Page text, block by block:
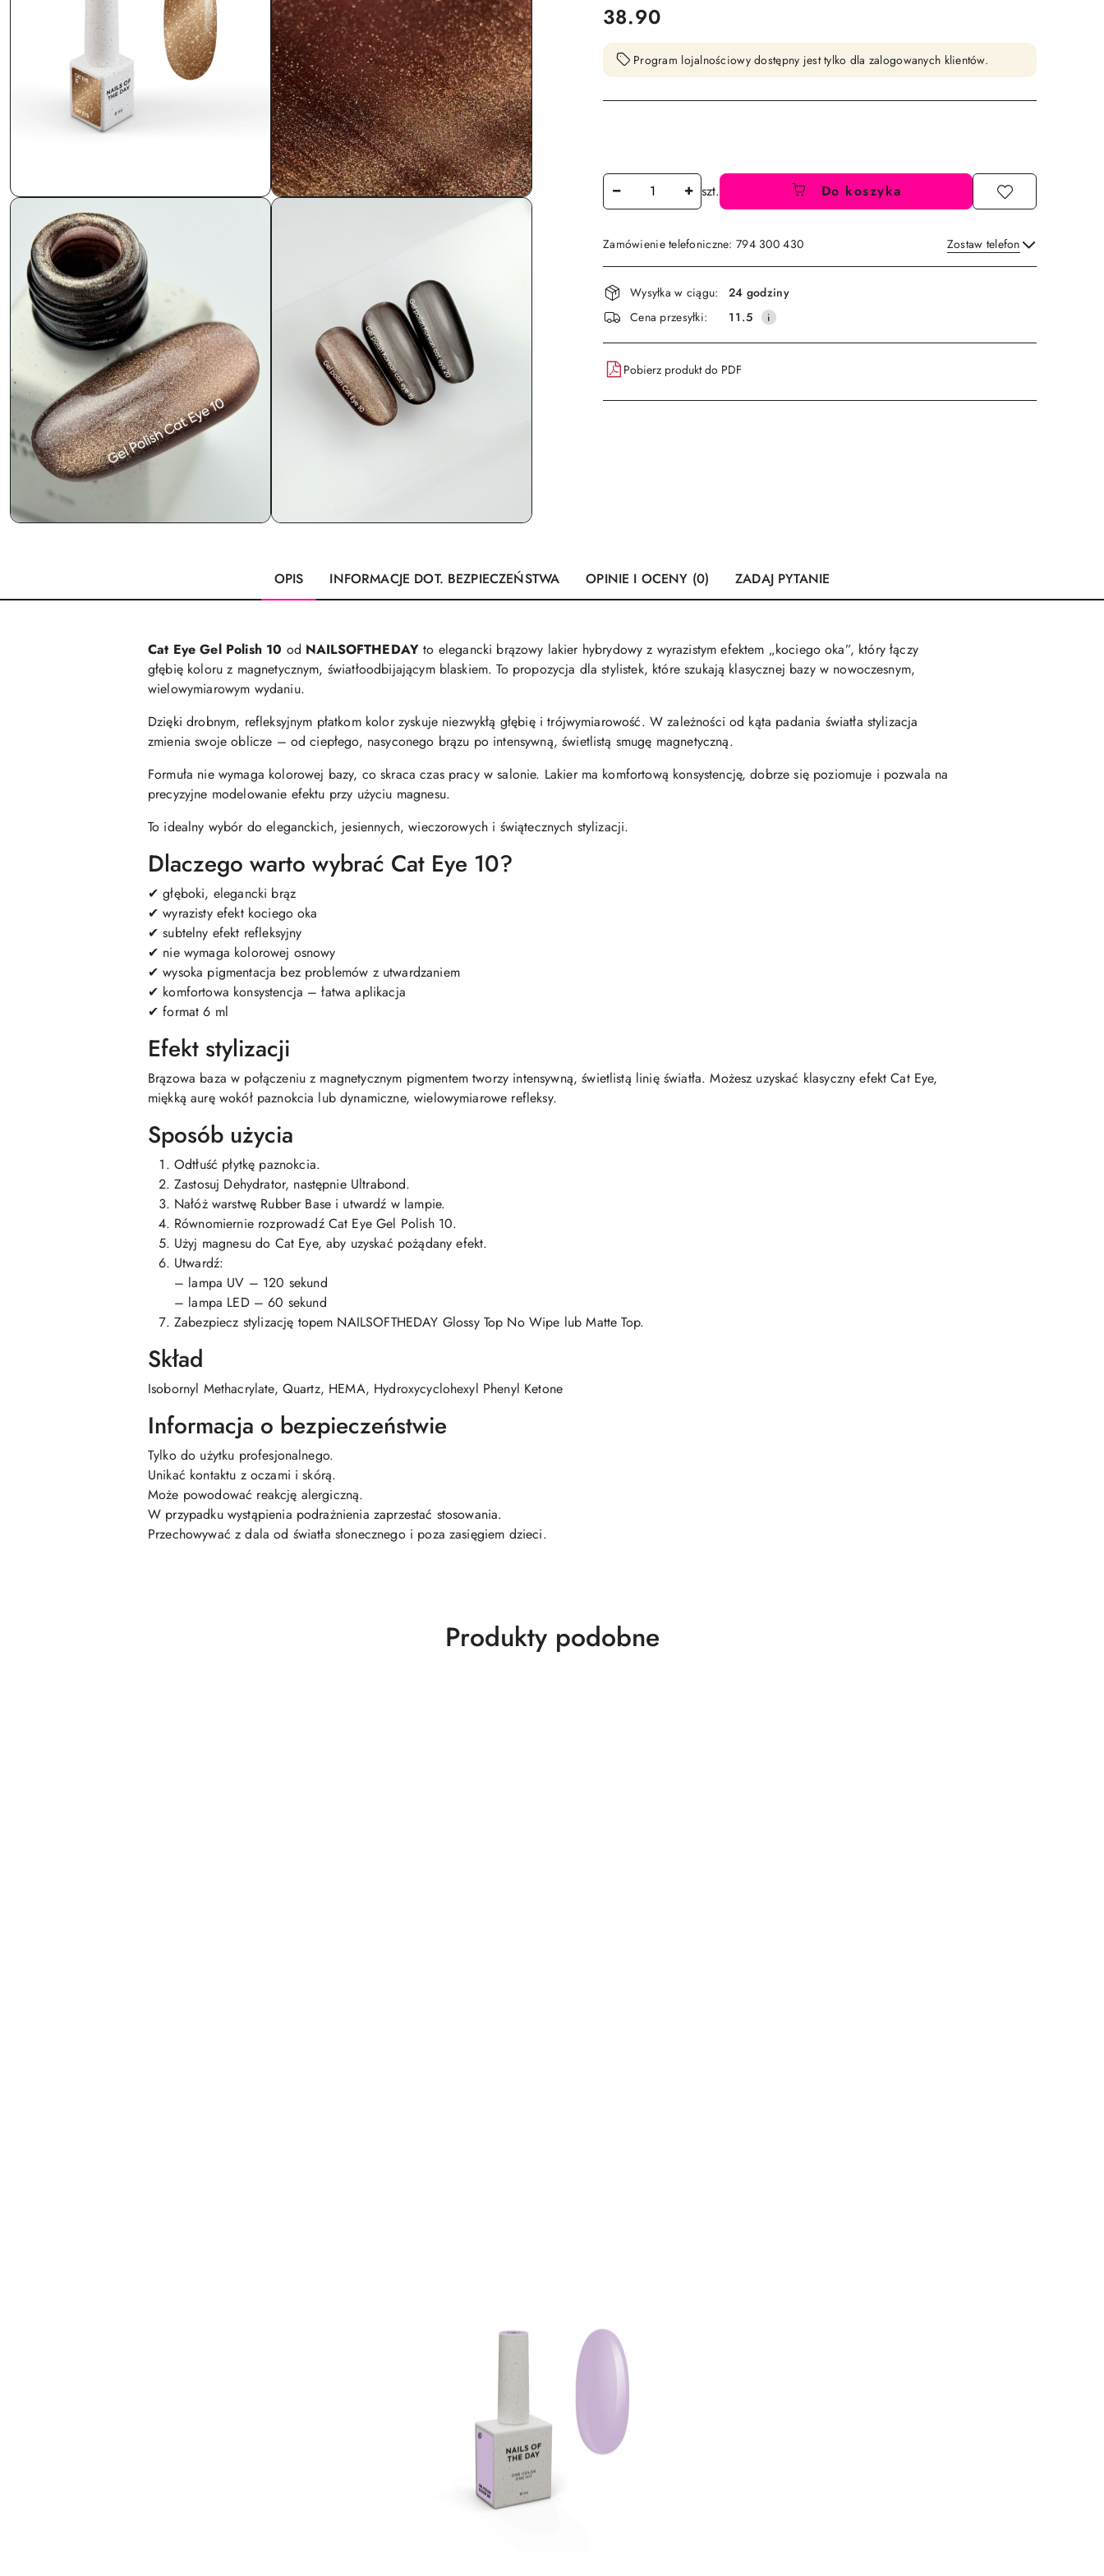
cena:
38.90
Program lojalnościowy dostępny jest tylko dla zalogowanych klientów.
Ilość szt. Do koszyka
Zamówienie telefoniczne: 794 300 430 Zostaw telefon
Wyślij
Dostępność
i
dostawa
Wysyłka w ciągu:
24 godziny
Cena przesyłki:
11.5
Pobierz produkt do PDF
OPIS INFORMACJE DOT. BEZPIECZEŃSTWA OPINIE I OCENY (0) ZADAJ PYTANIE
Cat Eye Gel Polish 10 od NAILSOFTHEDAY to elegancki brązowy lakier hybrydowy z wyrazistym efektem „kociego oka”, który łączy
głębię koloru z magnetycznym, światłoodbijającym blaskiem. To propozycja dla stylistek, które szukają klasycznej bazy w nowoczesnym,
wielowymiarowym wydaniu.
Dzięki drobnym, refleksyjnym płatkom kolor zyskuje niezwykłą głębię i trójwymiarowość. W zależności od kąta padania światła stylizacja
zmienia swoje oblicze – od ciepłego, nasyconego brązu po intensywną, świetlistą smugę magnetyczną.
Formuła nie wymaga kolorowej bazy, co skraca czas pracy w salonie. Lakier ma komfortową konsystencję, dobrze się poziomuje i pozwala na
precyzyjne modelowanie efektu przy użyciu magnesu.
To idealny wybór do eleganckich, jesiennych, wieczorowych i świątecznych stylizacji.
Dlaczego warto wybrać Cat Eye 10?
✔ głęboki, elegancki brąz
✔ wyrazisty efekt kociego oka
✔ subtelny efekt refleksyjny
✔ nie wymaga kolorowej osnowy
✔ wysoka pigmentacja bez problemów z utwardzaniem
✔ komfortowa konsystencja – łatwa aplikacja
✔ format 6 ml
Efekt stylizacji
Brązowa baza w połączeniu z magnetycznym pigmentem tworzy intensywną, świetlistą linię światła. Możesz uzyskać klasyczny efekt Cat Eye,
miękką aurę wokół paznokcia lub dynamiczne, wielowymiarowe refleksy.
Sposób użycia
Odtłuść płytkę paznokcia.
Zastosuj Dehydrator, następnie Ultrabond.
Nałóż warstwę Rubber Base i utwardź w lampie.
Równomiernie rozprowadź Cat Eye Gel Polish 10.
Użyj magnesu do Cat Eye, aby uzyskać pożądany efekt.
Utwardź:
– lampa UV – 120 sekund
– lampa LED – 60 sekund
Zabezpiecz stylizację topem NAILSOFTHEDAY Glossy Top No Wipe lub Matte Top.
Skład
Isobornyl Methacrylate, Quartz, HEMA, Hydroxycyclohexyl Phenyl Ketone
Informacja o bezpieczeństwie
Tylko do użytku profesjonalnego.
Unikać kontaktu z oczami i skórą.
Może powodować reakcję alergiczną.
W przypadku wystąpienia podrażnienia zaprzestać stosowania.
Przechowywać z dala od światła słonecznego i poza zasięgiem dzieci.
Produkty
Produkty podobne